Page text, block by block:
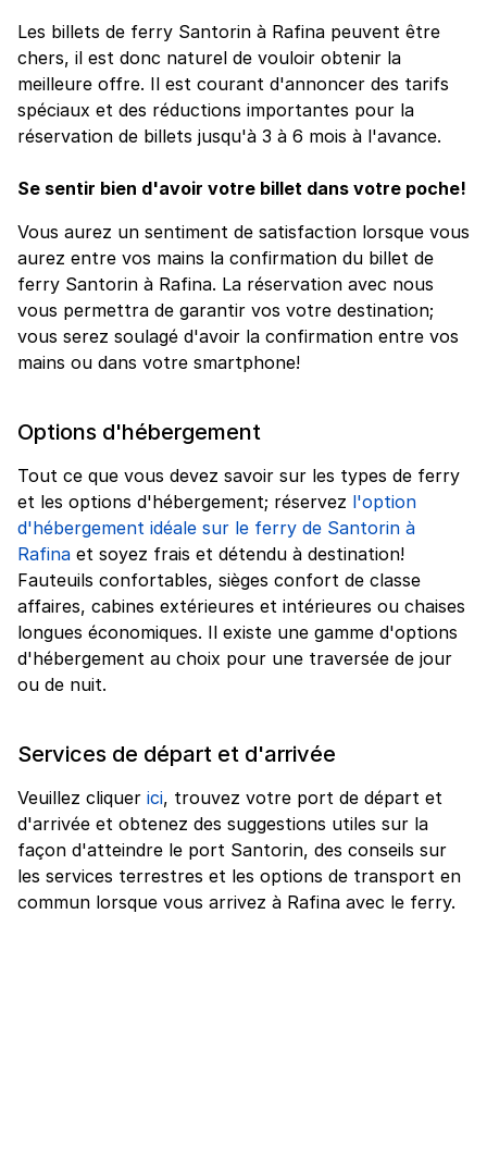
Les billets de ferry Santorin à Rafina peuvent être
chers, il est donc naturel de vouloir obtenir la
meilleure offre. Il est courant d'annoncer des tarifs
spéciaux et des réductions importantes pour la
réservation de billets jusqu'à 3 à 6 mois à l'avance.
Se sentir bien d'avoir votre billet dans votre poche!
Vous aurez un sentiment de satisfaction lorsque vous
aurez entre vos mains la confirmation du billet de
ferry Santorin à Rafina. La réservation avec nous
vous permettra de garantir vos votre destination;
vous serez soulagé d'avoir la confirmation entre vos
mains ou dans votre smartphone!
Options d'hébergement
Tout ce que vous devez savoir sur les types de ferry
et les options d'hébergement; réservez l'option
d'hébergement idéale sur le ferry de Santorin à
Rafina et soyez frais et détendu à destination!
Fauteuils confortables, sièges confort de classe
affaires, cabines extérieures et intérieures ou chaises
longues économiques. Il existe une gamme d'options
d'hébergement au choix pour une traversée de jour
ou de nuit.
Services de départ et d'arrivée
Veuillez cliquer ici, trouvez votre port de départ et
d'arrivée et obtenez des suggestions utiles sur la
façon d'atteindre le port Santorin, des conseils sur
les services terrestres et les options de transport en
commun lorsque vous arrivez à Rafina avec le ferry.